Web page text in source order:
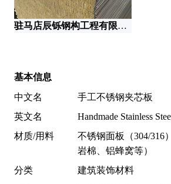
驻马店辰铄钢构工程有限公司
基本信息
中文名
手工不锈钢夹芯板
英文名
Handmade Stainless
材质/用料
不锈钢面板（304/316
岩棉、铝蜂窝等）
分类
建筑装饰材料